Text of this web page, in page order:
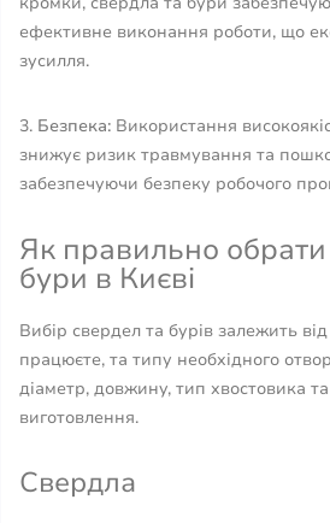
ефективне виконання роботи, що
зусилля.
3. Безпека: Використання
знижує ризик травмування та
забезпечуючи безпеку робочого
Як правильно
бури в Києві
Вибір свердел та бурів залежить
працюєте, та типу необхідного
діаметр, довжину, тип хвостовика
виготовлення.
Свердла